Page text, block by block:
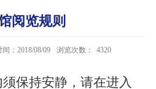
阅览规则
间：2018/08/09 浏览次数： 4320
须保持安静，请在进入